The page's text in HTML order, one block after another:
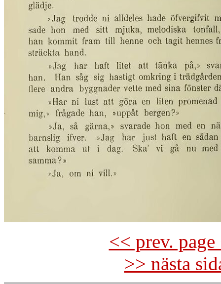
<< prev.
>> nästa